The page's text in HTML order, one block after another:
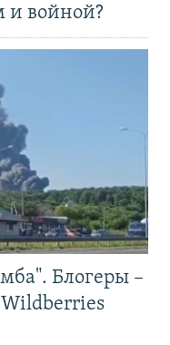
и войной?
Блогеры –
Wildberries